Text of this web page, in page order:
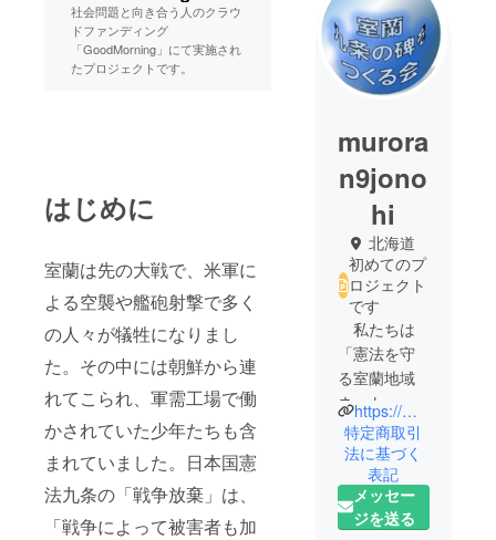
社会問題と向き合う人のクラウ
ドファンディング
「GoodMorning」にて実施され
たプロジェクトです。
はじめに
室蘭は先の大戦で、米軍に
よる空襲や艦砲射撃で多く
の人々が犠牲になりまし
た。その中には朝鮮から連
れてこられ、軍需工場で働
かされていた少年たちも含
まれていました。日本国憲
法九条の「戦争放棄」は、
「戦争によって被害者も加
murora
n9jono
hi
北海道
初めてのプ
ロジェクト
です
私たちは
「憲法を守
る室蘭地域
ネット」を
母体とする
プロジェク
ト「室蘭憲
法９条の碑
をつくる
https://muroran9jonohi.jimdofree.com/
特定商取引
法に基づく
表記
メッセー
ジを送る